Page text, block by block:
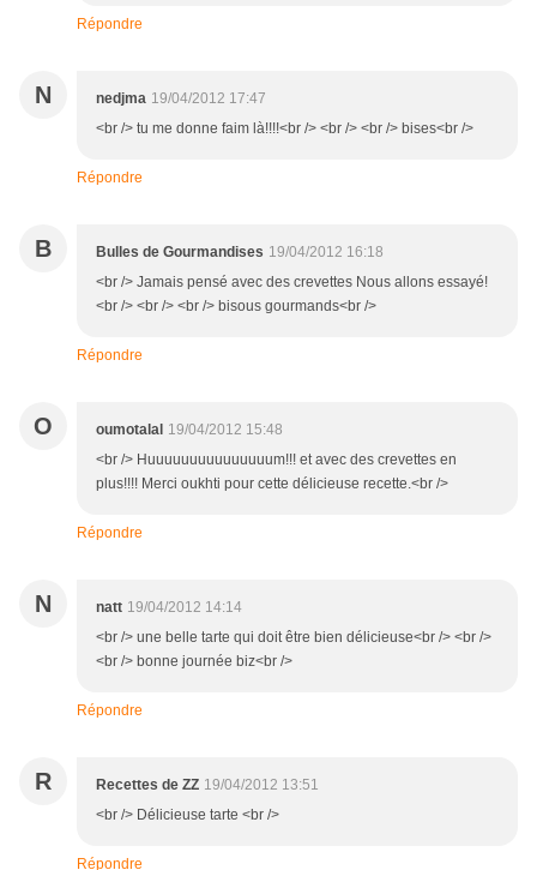
Répondre
N nedjma 19/04/2012 17:47
<br /> tu me donne faim là!!!!<br /> <br /> <br /> bises<br />
Répondre
B Bulles de Gourmandises 19/04/2012 16:18
<br /> Jamais pensé avec des crevettes Nous allons essayé!
<br /> <br /> <br /> bisous gourmands<br />
Répondre
O oumotalal 19/04/2012 15:48
<br /> Huuuuuuuuuuuuuuum!!! et avec des crevettes en
plus!!!! Merci oukhti pour cette délicieuse recette.<br />
Répondre
N natt 19/04/2012 14:14
<br /> une belle tarte qui doit être bien délicieuse<br /> <br />
<br /> bonne journée biz<br />
Répondre
R Recettes de ZZ 19/04/2012 13:51
<br /> Délicieuse tarte <br />
Répondre